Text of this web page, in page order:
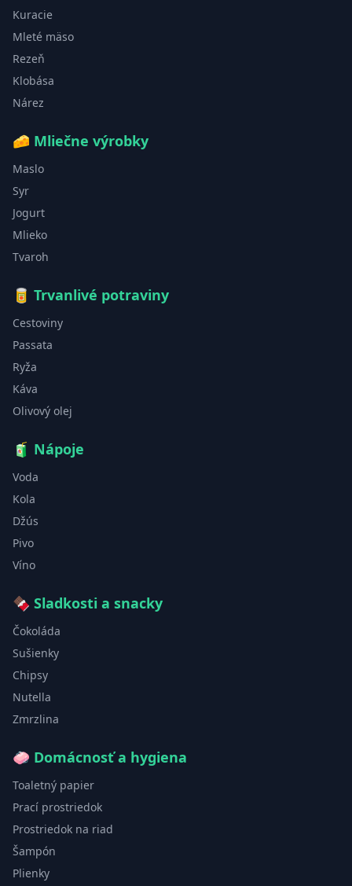
Kuracie
Mleté mäso
Rezeň
Klobása
Nárez
🧀 Mliečne výrobky
Maslo
Syr
Jogurt
Mlieko
Tvaroh
🥫 Trvanlivé potraviny
Cestoviny
Passata
Ryža
Káva
Olivový olej
🧃 Nápoje
Voda
Kola
Džús
Pivo
Víno
🍫 Sladkosti a snacky
Čokoláda
Sušienky
Chipsy
Nutella
Zmrzlina
🧼 Domácnosť a hygiena
Toaletný papier
Prací prostriedok
Prostriedok na riad
Šampón
Plienky